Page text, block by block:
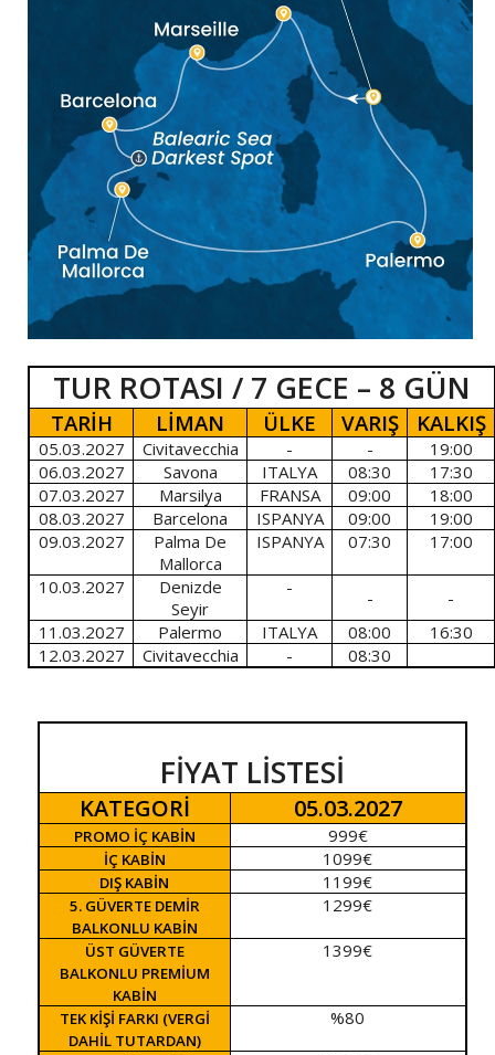
TUR ROTASI / 7 GECE – 8 GÜN
TARİH LİMAN ÜLKE VARIŞ KALKIŞ
05.03.2027 Civitavecchia - -
19:00
06.03.2027
Savona ITALYA 08:30
17:30
07.03.2027
Marsilya FRANSA 09:00
18:00
08.03.2027
Barcelona ISPANYA 09:00
19:00
09.03.2027
Palma De
Mallorca
ISPANYA 07:30 17:00
10.03.2027
Denizde
Seyir
- -
-
11.03.2027
Palermo ITALYA 08:00
16:30
12.03.2027
Civitavecchia - 08:30
FİYAT LİSTESİ
KATEGORİ 05.03.2027
PROMO İÇ KABİN 999€
İÇ KABİN 1099€
DIŞ KABİN 1199€
5. GÜVERTE DEMİR
BALKONLU KABİN
1299€
ÜST GÜVERTE
BALKONLU PREMİUM
KABİN
1399€
TEK KİŞİ FARKI (VERGİ
DAHİL TUTARDAN)
%80